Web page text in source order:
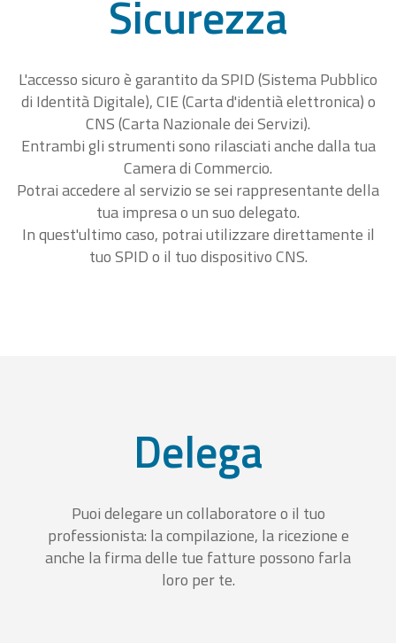
Sicurezza
L'accesso sicuro è garantito da SPID (Sistema Pubblico
di Identità Digitale), CIE (Carta d'identià elettronica) o
CNS (Carta Nazionale dei Servizi).
Entrambi gli strumenti sono rilasciati anche dalla tua
Camera di Commercio.
Potrai accedere al servizio se sei rappresentante della
tua impresa o un suo delegato.
In quest'ultimo caso, potrai utilizzare direttamente il
tuo SPID o il tuo dispositivo CNS.
Delega
Puoi delegare un collaboratore o il tuo
professionista: la compilazione, la ricezione e
anche la firma delle tue fatture possono farla
loro per te.